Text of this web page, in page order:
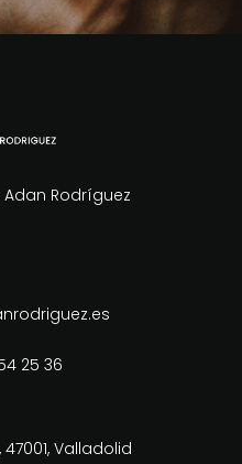
Rodríguez
25 36
47001, Valladolid